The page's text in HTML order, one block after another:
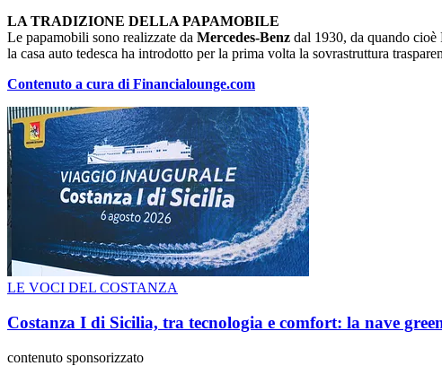
LA TRADIZIONE DELLA PAPAMOBILE
Le papamobili sono realizzate da Mercedes-Benz dal 1930, da quando
la casa auto tedesca ha introdotto per la prima volta la sovrastruttura
Contenuto a cura di Financialounge.com
LE VOCI DEL COSTANZA
Costanza I di Sicilia, tra tecnologia e comfort: la nave
contenuto sponsorizzato